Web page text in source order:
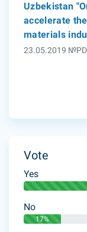
Uzbekistan
accelerate
materials
23.05.2019
Vote
Yes
No
17%